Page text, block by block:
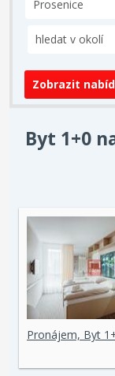
hledat v okolí
Byt 1+0
Pronájem, Byt